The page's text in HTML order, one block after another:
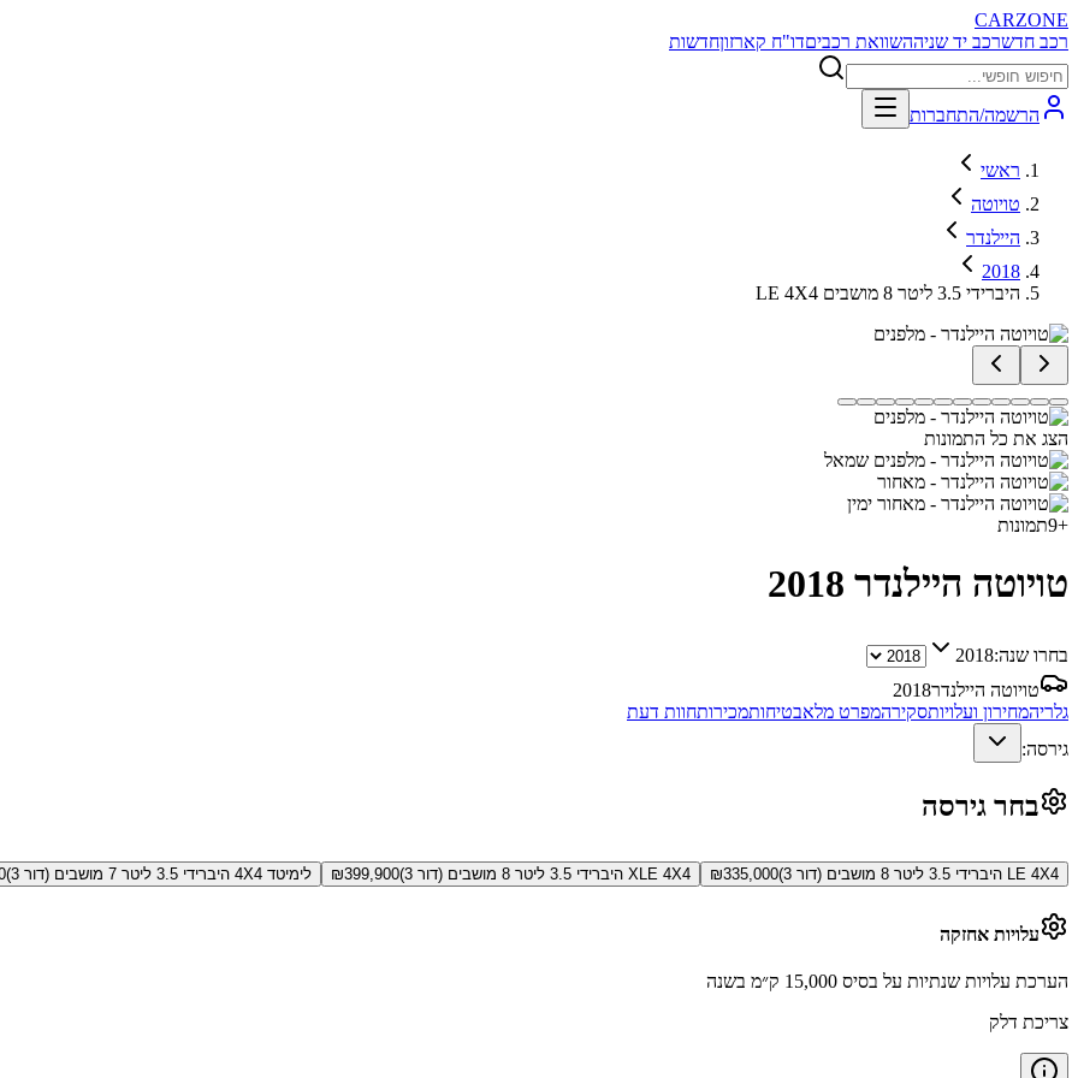
CARZONE
רכב חדשרכב יד שניההשוואת רכביםדו"ח קארזוןחדשות
הרשמה/התחברות
ראשי
טויוטה
היילנדר
2018
LE 4X4 היברידי 3.5 ליטר 8 מושבים
הצג את כל התמונות
+
9תמונות
טויוטה היילנדר 2018
בחרו שנה:2018
טויוטה היילנדר2018
גלריהמחירון ועלויותסקירהמפרט מלאבטיחותמכירותחוות דעת
גירסה:
בחר גירסה
LE 4X4 היברידי 3.5 ליטר 8 מושבים (דור 3) ₪335,000 XLE 4X4 היברידי 3.5 ליטר 8 מושבים (דור 3) ₪399,900 לימיטד 4X4 היברידי 3.5 ליטר 7 מושבים (דור 3)
עלויות אחזקה
הערכת עלויות שנתיות על בסיס 15,000 ק״מ בשנה
צריכת דלק